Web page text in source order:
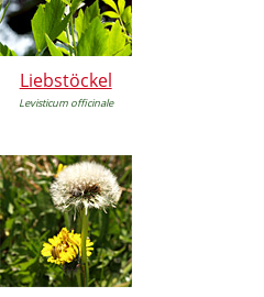
Liebstöckel
Levisticum officinale